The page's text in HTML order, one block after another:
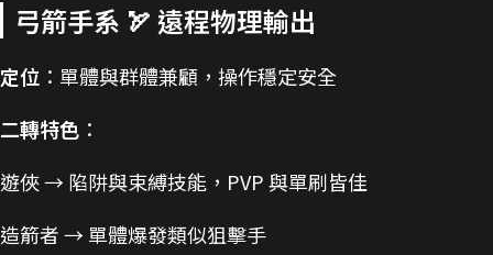
弓箭手系 🏹 遠程物理輸出
定位 ：單體與群體兼顧，操作穩定安全
二轉特色 ：
遊俠 → 陷阱與束縛技能，PVP 與單刷皆佳
造箭者 → 單體爆發類似狙擊手